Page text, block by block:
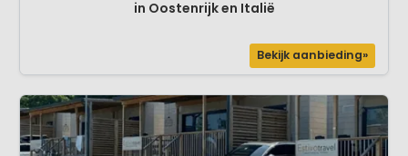
in Oostenrijk en Italië
Bekijk aanbieding»